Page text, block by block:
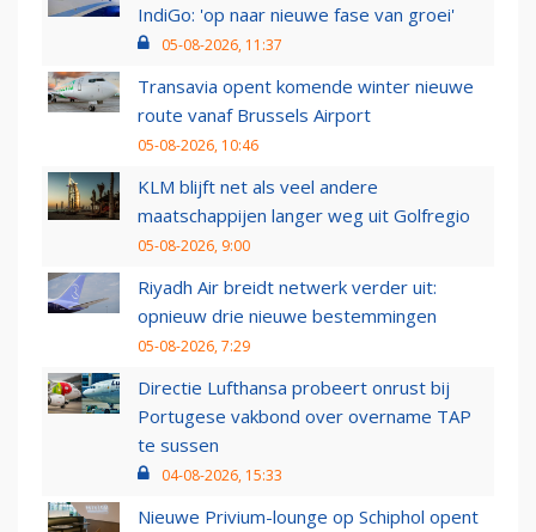
IndiGo: 'op naar nieuwe fase van groei'
05-08-2026, 11:37
Transavia opent komende winter nieuwe
route vanaf Brussels Airport
05-08-2026, 10:46
KLM blijft net als veel andere
maatschappijen langer weg uit Golfregio
05-08-2026, 9:00
Riyadh Air breidt netwerk verder uit:
opnieuw drie nieuwe bestemmingen
05-08-2026, 7:29
Directie Lufthansa probeert onrust bij
Portugese vakbond over overname TAP
te sussen
04-08-2026, 15:33
Nieuwe Privium-lounge op Schiphol opent